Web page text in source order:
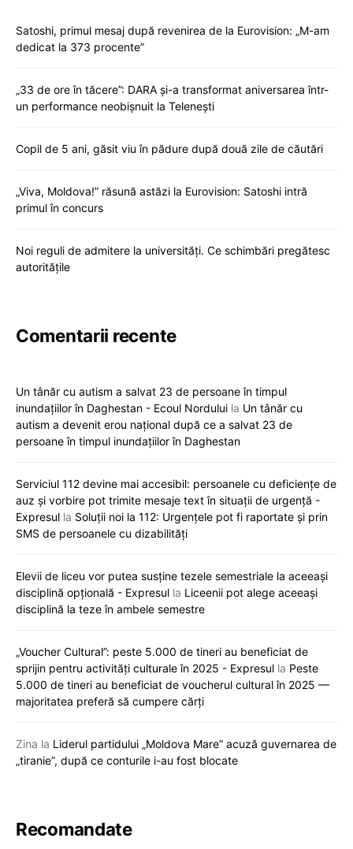
Satoshi, primul mesaj după revenirea de la Eurovision: „M-am
dedicat la 373 procente”
„33 de ore în tăcere”: DARA și-a transformat aniversarea într-
un performance neobișnuit la Telenești
Copil de 5 ani, găsit viu în pădure după două zile de căutări
„Viva, Moldova!” răsună astăzi la Eurovision: Satoshi intră
primul în concurs
Noi reguli de admitere la universități. Ce schimbări pregătesc
autoritățile
Comentarii recente
Un tânăr cu autism a salvat 23 de persoane în timpul
inundațiilor în Daghestan - Ecoul Nordului la Un tânăr cu
autism a devenit erou național după ce a salvat 23 de
persoane în timpul inundațiilor în Daghestan
Serviciul 112 devine mai accesibil: persoanele cu deficiențe de
auz și vorbire pot trimite mesaje text în situații de urgență -
Expresul la Soluții noi la 112: Urgențele pot fi raportate și prin
SMS de persoanele cu dizabilități
Elevii de liceu vor putea susține tezele semestriale la aceeași
disciplină opțională - Expresul la Liceenii pot alege aceeași
disciplină la teze în ambele semestre
„Voucher Cultural”: peste 5.000 de tineri au beneficiat de
sprijin pentru activități culturale în 2025 - Expresul la Peste
5.000 de tineri au beneficiat de voucherul cultural în 2025 —
majoritatea preferă să cumpere cărți
Zina la Liderul partidului „Moldova Mare” acuză guvernarea de
„tiranie”, după ce conturile i-au fost blocate
Recomandate